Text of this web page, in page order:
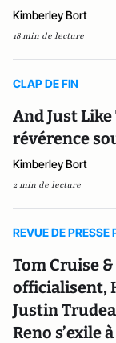
Kimberley Bort
18 min de lecture
CLAP DE FIN
And Just
révérence
Kimberley Bort
2 min de lecture
REVUE DE PRESSE
Tom Cruise
officialisent,
Justin
Reno s’exile